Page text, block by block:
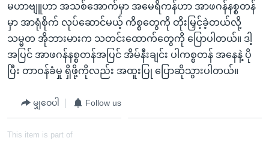
မဟာဗျူဟာ အသစ်အောက်မှာ အမေရိကန်ဟာ အာဖဂန်နစ္စတန်
မှာ အာရုံစိုက် လုပ်ဆောင်မယ့် ကိစ္စတွေကို တိုးမြှင့်ခဲ့တယ်လို့
သမ္မတ အိုဘားမားက သတင်းထောက်တွေကို ပြောပါတယ်။ ဒါ့
အပြင် အာဖဂန်နစ္စတန်အပြင် အိမ်နီးချင်း ပါကစ္စတန် အနေနဲ့ ပို
ပြီး တာဝန်ခံမှု ရှိဖို့ကိုလည်း အထူးပြု ပြောဆိုသွားပါတယ်။
မျှဝေပါ Follow us
This item is part of